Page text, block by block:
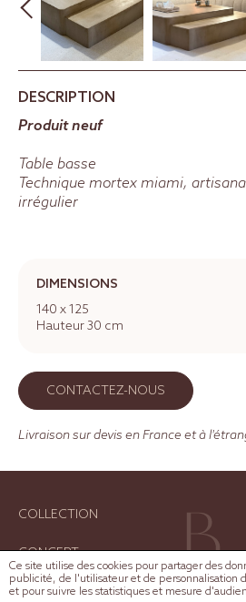
DESCRIPTION
Produit neuf
Table basse
Technique mortex miami,
irrégulier
DIMENSIONS
140 x 125
Hauteur 30 cm
CONTACTEZ-NOUS
Livraison sur devis en France et à
COLLECTION
CONCEPT
RÉALISATIONS
Ce site utilise des cookies pour partager des
publicité, de l'utilisateur et de personnalisation
et pour suivre les statistiques et mesure